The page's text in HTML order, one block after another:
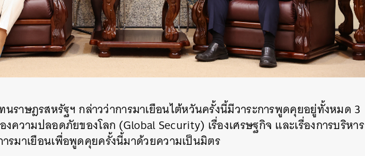
ราษฎรสหรัฐฯ กล่าวว่าการมาเยือนไต้หวันครั้งนี้มีวาระการพูดคุยอยู่ทั้งหมด 3
งความปลอดภัยของโลก (Global Security) เรื่องเศรษฐกิจ และเรื่องการบริหาร
รมาเยือนเพื่อพูดคุยครั้งนี้มาด้วยความเป็นมิตร